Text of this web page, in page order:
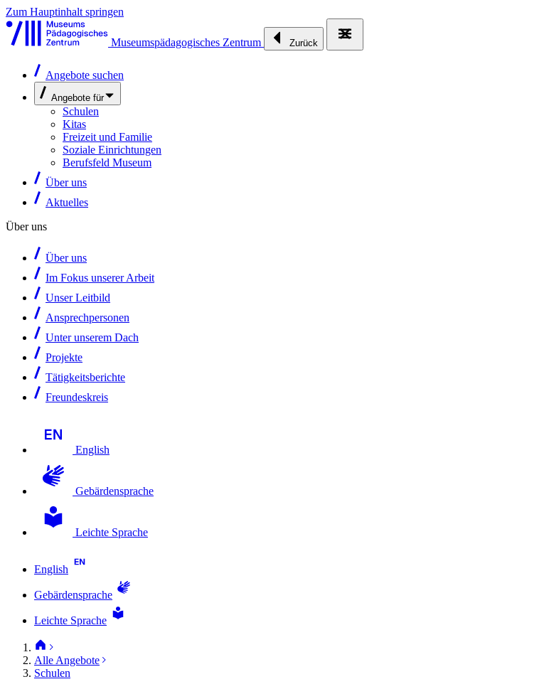
Zum Hauptinhalt springen
Museumspädagogisches Zentrum Zurück
Angebote suchen
Angebote für
Schulen
Kitas
Freizeit und Familie
Soziale Einrichtungen
Berufsfeld Museum
Über uns
Aktuelles
Über uns
Über uns
Im Fokus unserer Arbeit
Unser Leitbild
Ansprechpersonen
Unter unserem Dach
Projekte
Tätigkeitsberichte
Freundeskreis
English
Gebärdensprache
Leichte Sprache
English
Gebärdensprache
Leichte Sprache
Alle Angebote
Schulen